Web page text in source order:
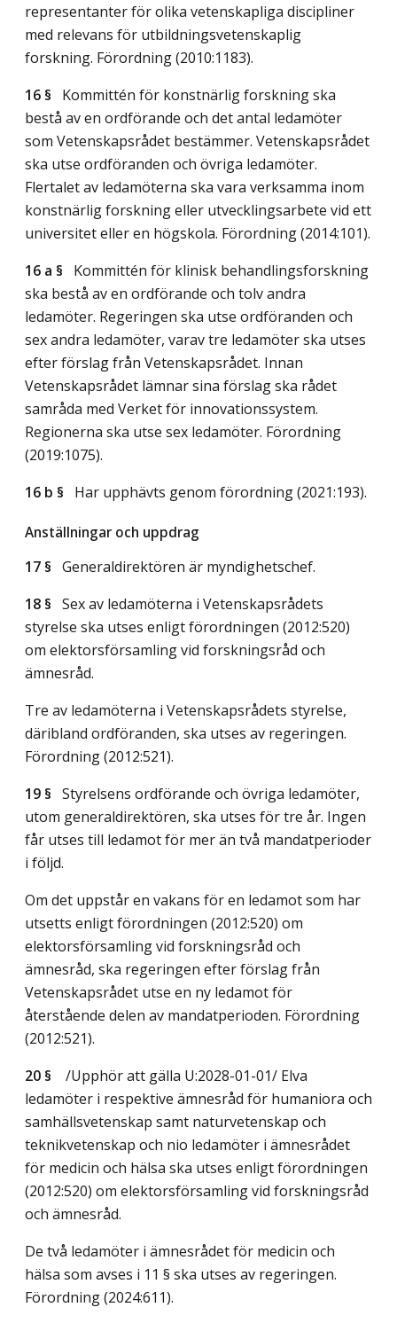
representanter för olika vetenskapliga discipliner
med relevans för utbildningsvetenskaplig
forskning. Förordning (2010:1183).
16 § Kommittén för konstnärlig forskning ska
bestå av en ordförande och det antal ledamöter
som Vetenskapsrådet bestämmer. Vetenskapsrådet
ska utse ordföranden och övriga ledamöter.
Flertalet av ledamöterna ska vara verksamma inom
konstnärlig forskning eller utvecklingsarbete vid ett
universitet eller en högskola. Förordning (2014:101).
16 a § Kommittén för klinisk behandlingsforskning
ska bestå av en ordförande och tolv andra
ledamöter. Regeringen ska utse ordföranden och
sex andra ledamöter, varav tre ledamöter ska utses
efter förslag från Vetenskapsrådet. Innan
Vetenskapsrådet lämnar sina förslag ska rådet
samråda med Verket för innovationssystem.
Regionerna ska utse sex ledamöter. Förordning
(2019:1075).
16 b § Har upphävts genom förordning (2021:193).
Anställningar och uppdrag
17 § Generaldirektören är myndighetschef.
18 § Sex av ledamöterna i Vetenskapsrådets
styrelse ska utses enligt förordningen (2012:520)
om elektorsförsamling vid forskningsråd och
ämnesråd.
Tre av ledamöterna i Vetenskapsrådets styrelse,
däribland ordföranden, ska utses av regeringen.
Förordning (2012:521).
19 § Styrelsens ordförande och övriga ledamöter,
utom generaldirektören, ska utses för tre år. Ingen
får utses till ledamot för mer än två mandatperioder
i följd.
Om det uppstår en vakans för en ledamot som har
utsetts enligt förordningen (2012:520) om
elektorsförsamling vid forskningsråd och
ämnesråd, ska regeringen efter förslag från
Vetenskapsrådet utse en ny ledamot för
återstående delen av mandatperioden. Förordning
(2012:521).
20 §
/Upphör att gälla U:2028-01-01/ Elva
ledamöter i respektive ämnesråd för humaniora och
samhällsvetenskap samt naturvetenskap och
teknikvetenskap och nio ledamöter i ämnesrådet
för medicin och hälsa ska utses enligt förordningen
(2012:520) om elektorsförsamling vid forskningsråd
och ämnesråd.
De två ledamöter i ämnesrådet för medicin och
hälsa som avses i 11 § ska utses av regeringen.
Förordning (2024:611).